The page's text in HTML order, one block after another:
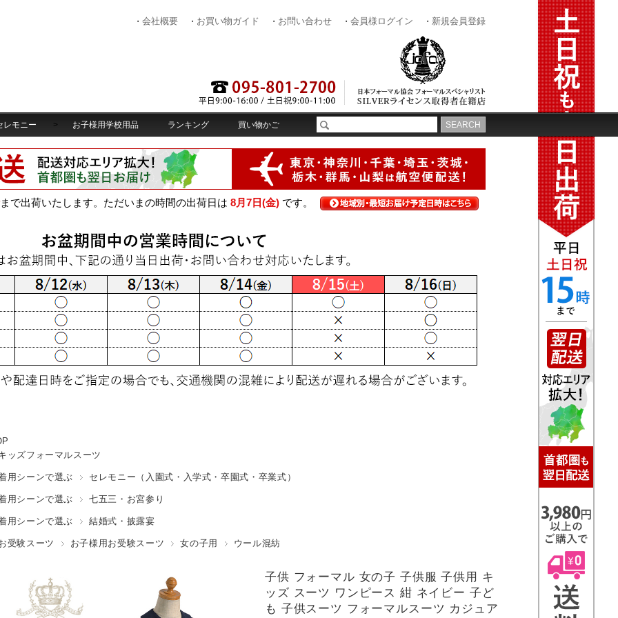
ッズフォーマルスーツ
用シーンで選ぶ セレモニー（入園式・入学式・卒園式・卒業式）
用シーンで選ぶ 七五三・お宮参り
用シーンで選ぶ 結婚式・披露宴
受験スーツ お子様用お受験スーツ 女の子用 ウール混紡
子供 フォーマル 女の子 子供服 子供用 キ
ッズ スーツ ワンピース 紺 ネイビー 子ど
も 子供スーツ フォーマルスーツ カジュア